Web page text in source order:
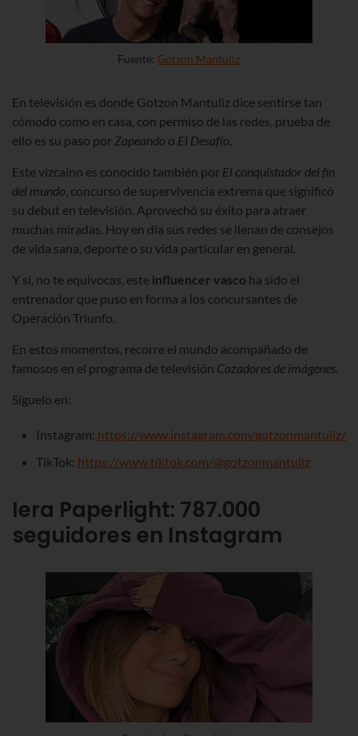
Fuente: Gotzon Mantuliz
En televisión es donde Gotzon Mantuliz dice sentirse tan
cómodo como en casa, con permiso de las redes, prueba de
ello es su paso por Zapeando o El Desafío.
Este vizcaíno es conocido también por El conquistador del fin
del mundo, concurso de supervivencia extrema que significó
su debut en televisión. Aprovechó su éxito para atraer
muchas miradas. Hoy en día sus redes se llenan de consejos
de vida sana, deporte o su vida particular en general.
Y sí, no te equivocas, este influencer vasco ha sido el
entrenador que puso en forma a los concursantes de
Operación Triunfo.
En estos momentos, recorre el mundo acompañado de
famosos en el programa de televisión Cazadores de imágenes.
Síguelo en:
Instagram: https://www.instagram.com/gotzonmantuliz/
TikTok: https://www.tiktok.com/@gotzonmantuliz
Iera Paperlight: 787.000
seguidores en Instagram